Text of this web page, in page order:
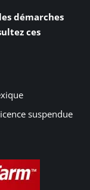
démarches
ces
suspendue